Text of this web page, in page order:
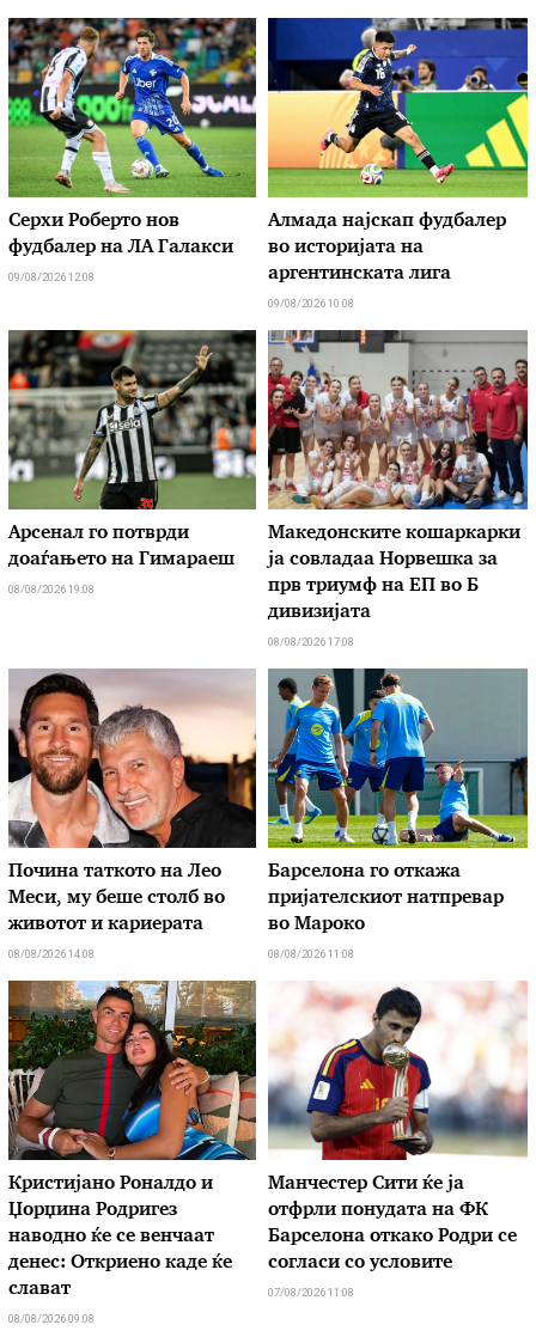
Серхи Роберто нов
фудбалер на ЛА Галакси
09/08/2026 12:08
Алмада најскап фудбалер
во историјата на
аргентинската лига
09/08/2026 10:08
Арсенал го потврди
доаѓањето на Гимараеш
08/08/2026 19:08
Македонските кошаркарки
ја совладаа Норвешка за
прв триумф на ЕП во Б
дивизијата
08/08/2026 17:08
Почина таткото на Лео
Меси, му беше столб во
животот и кариерата
08/08/2026 14:08
Барселона го откажа
пријателскиот натпревар
во Мароко
08/08/2026 11:08
Кристијано Роналдо и
Џорџина Родригез
наводно ќе се венчаат
денес: Откриено каде ќе
слават
08/08/2026 09:08
Манчестер Сити ќе ја
отфрли понудата на ФК
Барселона откако Родри се
согласи со условите
07/08/2026 11:08